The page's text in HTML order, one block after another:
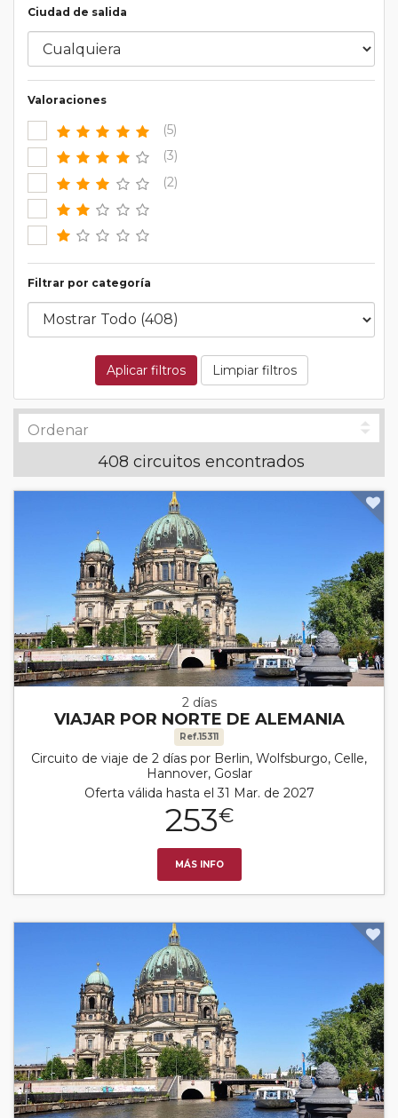
Ciudad de salida
Valoraciones
(5)
(3)
(2)
Filtrar por categoría
Aplicar filtros Limpiar filtros
408 circuitos encontrados
2 días
VIAJAR POR NORTE DE ALEMANIA
Ref.15311
Circuito de viaje de 2 días por Berlin, Wolfsburgo, Celle,
Hannover, Goslar
Oferta válida hasta el 31 Mar. de 2027
253€
MÁS INFO